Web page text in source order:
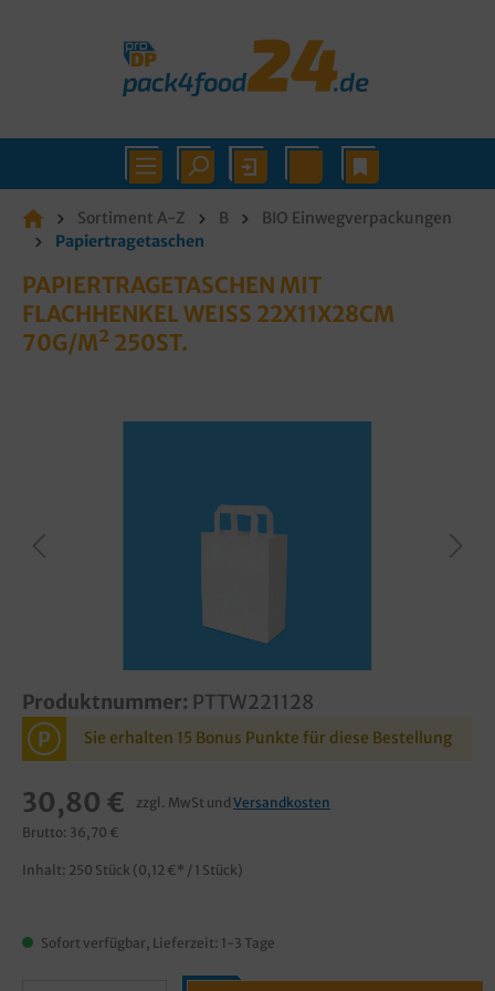
Sortiment A-Z B
BIO Einwegverpackungen
Papiertragetaschen
PAPIERTRAGETASCHEN MIT
FLACHHENKEL WEISS 22X11X28CM 7
0G/M² 250ST.
Produktnummer: PTTW221128
P Sie erhalten 15 Bonus Punkte für diese Bestellung
30,80 € zzgl. MwSt und Versandkosten
Brutto: 36,70 €
Inhalt: 250 Stück (0,12 €* / 1 Stück)
Sofort verfügbar, Lieferzeit: 1-3 Tage